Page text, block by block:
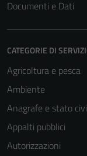
Documenti e Dati
CATEGORIE DI
Agricoltura e pesca
Ambiente
Anagrafe e stato
Appalti pubblici
Autorizzazioni